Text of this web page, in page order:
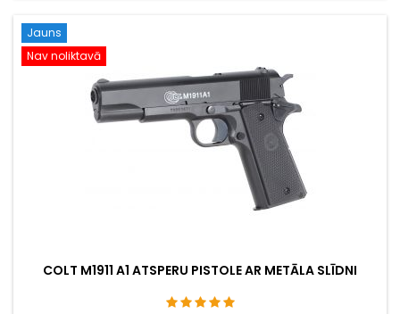
Jauns
Nav noliktavā
COLT M1911 A1 ATSPERU PISTOLE AR METĀLA SLĪDNI